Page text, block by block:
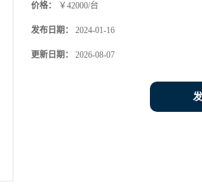
价格： ￥42000/台
发布日期： 2024-01-16
更新日期： 2026-08-07